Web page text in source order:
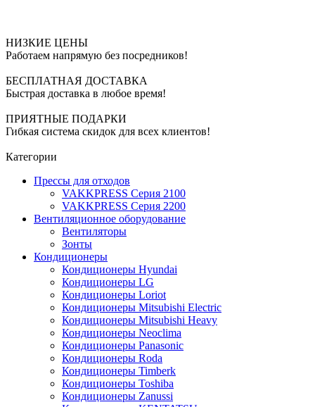
НИЗКИЕ ЦЕНЫ
Работаем напрямую без посредников!
БЕСПЛАТНАЯ ДОСТАВКА
Быстрая доставка в любое время!
ПРИЯТНЫЕ ПОДАРКИ
Гибкая система скидок для всех клиентов!
Категории
Прессы для отходов
VAKKPRESS Серия 2100
VAKKPRESS Серия 2200
Вентиляционное оборудование
Вентиляторы
Зонты
Кондиционеры
Кондиционеры Hyundai
Кондиционеры LG
Кондиционеры Loriot
Кондиционеры Mitsubishi Electric
Кондиционеры Mitsubishi Heavy
Кондиционеры Neoclima
Кондиционеры Panasonic
Кондиционеры Roda
Кондиционеры Timberk
Кондиционеры Toshiba
Кондиционеры Zanussi